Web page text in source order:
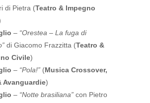
di Pietra (Teatro & Impegno
– “Orestea – La fuga di
di Giacomo Frazzitta (Teatro &
Civile)
– “Pola!” (Musica Crossover,
Avanguardie)
– “Notte brasiliana” con Pietro